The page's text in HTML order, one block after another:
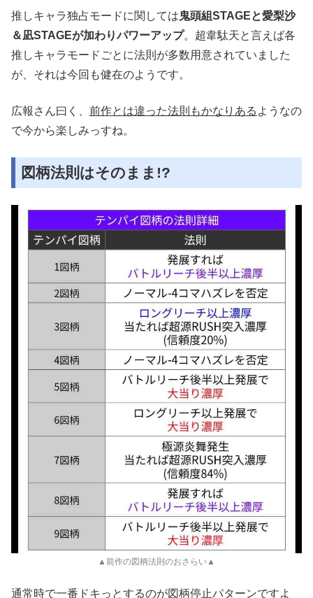
推しキャラ独占モードに関しては鬼頭組STAGEと愛梨沙
＆凪STAGEが加わりパワーアップ。超韋駄天と言えば各
推しキャラモードごとに法則が多数用意されていました
が、それは今回も健在のようです。
広報さん曰く、 前作とは違った法則もかなりある ようなの
で今から楽しみっすね。
図柄法則はそのまま!?
▲前作の図柄法則のおさらい▲
通常時で一番ドキっとするのが図柄停止パターンですよ